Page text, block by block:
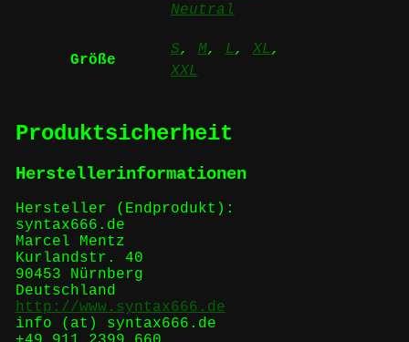
Neutral
Größe
S, M, L, XL,
XXL
Produktsicherheit
Herstellerinformationen
Hersteller (Endprodukt):
syntax666.de
Marcel Mentz
Kurlandstr. 40
90453 Nürnberg
Deutschland
http://www.syntax666.de
info (at) syntax666.de